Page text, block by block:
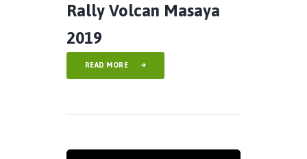
Rally Volcan Masaya
2019
READ MORE